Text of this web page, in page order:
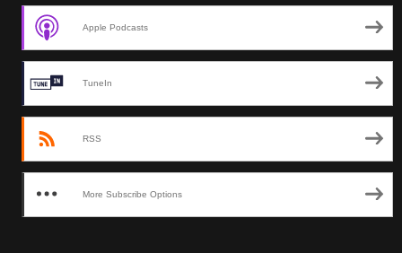
Apple Podcasts
TuneIn
RSS
More Subscribe Options